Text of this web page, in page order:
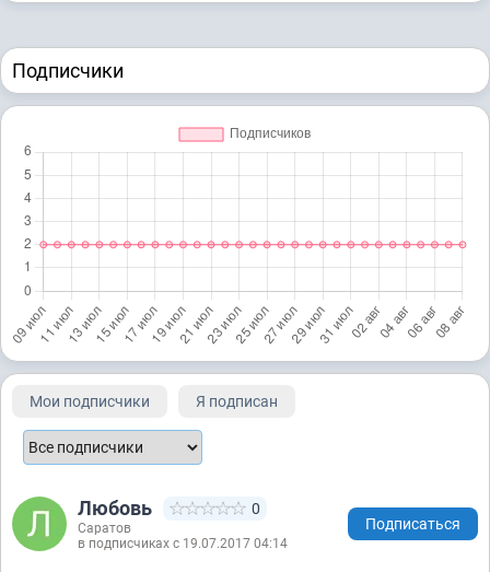
Подписчики
Мои подписчики Я подписан
Любовь 0
Саратов
в подписчиках с 19.07.2017 04:14
Подписаться